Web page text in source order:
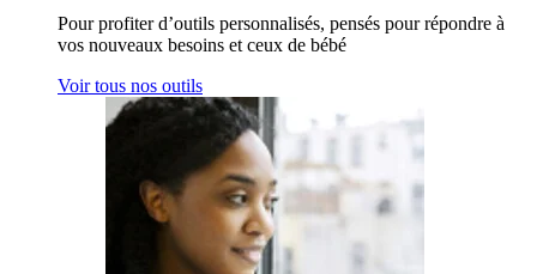
Pour profiter d’outils personnalisés, pensés pour répondre à
vos nouveaux besoins et ceux de bébé
Voir tous nos outils